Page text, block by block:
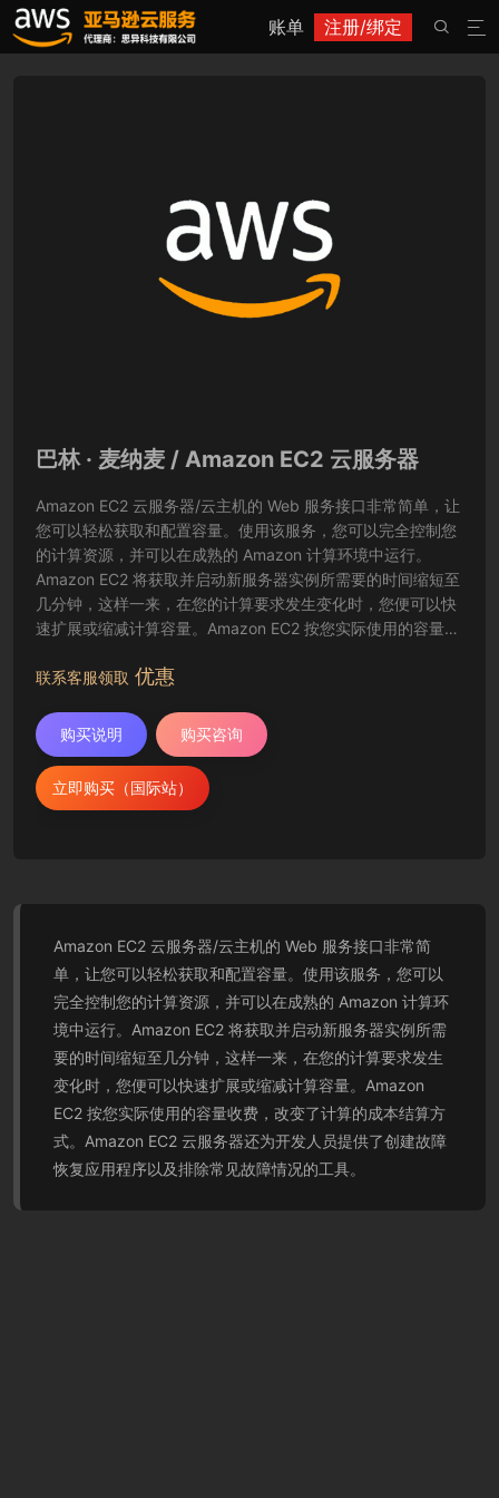
账单 注册/绑定 

巴林 · 麦纳麦 / Amazon EC2 云服务器
Amazon EC2 云服务器/云主机的 Web 服务接口非常简单，让
您可以轻松获取和配置容量。使用该服务，您可以完全控制您
的计算资源，并可以在成熟的 Amazon 计算环境中运行。
Amazon EC2 将获取并启动新服务器实例所需要的时间缩短至
几分钟，这样一来，在您的计算要求发生变化时，您便可以快
速扩展或缩减计算容量。Amazon EC2 按您实际使用的容量收
开发人员提供了创建故障恢复应用程序以及排除常见故障情况
联系客服领取 优惠
购买说明 购买咨询
立即购买（国际站）
Amazon EC2 云服务器/云主机的 Web 服务接口非常简
单，让您可以轻松获取和配置容量。使用该服务，您可以
完全控制您的计算资源，并可以在成熟的 Amazon 计算环
境中运行。Amazon EC2 将获取并启动新服务器实例所需
要的时间缩短至几分钟，这样一来，在您的计算要求发生
变化时，您便可以快速扩展或缩减计算容量。Amazon
EC2 按您实际使用的容量收费，改变了计算的成本结算方
式。Amazon EC2 云服务器还为开发人员提供了创建故障
恢复应用程序以及排除常见故障情况的工具。